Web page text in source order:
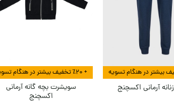
آرمانی اکسچنج
+ ٪۲۰ تخفیف بیشتر در هنگام تسویه
سویشرت بچه گانه آرمانی
اکسچنج